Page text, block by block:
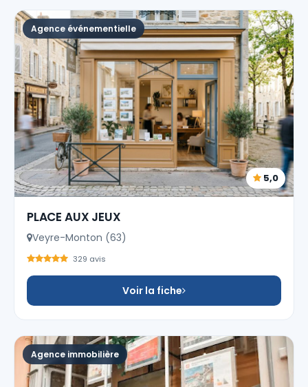
Agence événementielle
5,0
PLACE AUX JEUX
Veyre-Monton (63)
329 avis
Voir la fiche
Agence immobilière